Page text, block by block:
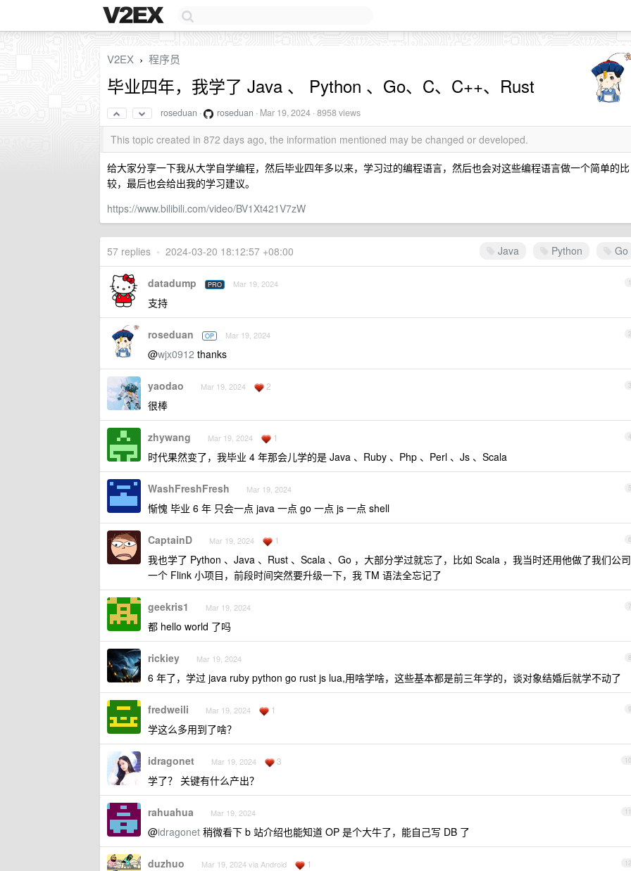
V2EX › 程序员
毕业四年，我学了 Java 、 Python 、Go、C、C++、Rust
roseduan · roseduan · Mar 19, 2024 · 8958 views
This topic created in 872 days ago, the information mentioned may be changed or developed.
给大家分享一下我从大学自学编程，然后毕业四年多以来，学习过的编程语言，然后也会对这些编程语言做一个简单的比
较，最后也会给出我的学习建议。
https://www.bilibili.com/video/BV1Xt421V7zW
Java Python Go
57 replies • 2024-03-20 18:12:57 +08:00
1
datadump PRO Mar 19, 2024
支持
2
roseduan OP Mar 19, 2024
@wjx0912 thanks
3
yaodao Mar 19, 2024 2
很棒
4
zhywang Mar 19, 2024 1
时代果然变了，我毕业 4 年那会儿学的是 Java 、Ruby 、Php 、Perl 、Js 、Scala
5
WashFreshFresh Mar 19, 2024
惭愧 毕业 6 年 只会一点 java 一点 go 一点 js 一点 shell
6
CaptainD Mar 19, 2024 1
我也学了 Python 、Java 、Rust 、Scala 、Go ，大部分学过就忘了，比如 Scala ，我当时还用他做了我们公司
一个 Flink 小项目，前段时间突然要升级一下，我 TM 语法全忘记了
7
geekris1 Mar 19, 2024
都 hello world 了吗
8
rickiey Mar 19, 2024
6 年了，学过 java ruby python go rust js lua,用啥学啥，这些基本都是前三年学的，谈对象结婚后就学不动了
9
fredweili Mar 19, 2024 1
学这么多用到了啥？
10
idragonet Mar 19, 2024 3
学了？ 关键有什么产出？
11
rahuahua Mar 19, 2024
@idragonet 稍微看下 b 站介绍也能知道 OP 是个大牛了，能自己写 DB 了
12
duzhuo Mar 19, 2024 via Android 1